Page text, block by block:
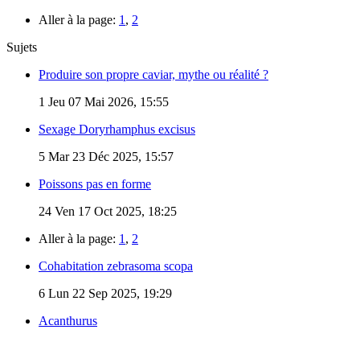
Aller à la page: 1 , 2
Sujets
Produire son propre caviar, mythe ou réalité ?
1 Jeu 07 Mai 2026, 15:55
Sexage Doryrhamphus excisus
5 Mar 23 Déc 2025, 15:57
Poissons pas en forme
24 Ven 17 Oct 2025, 18:25
Aller à la page: 1 , 2
Cohabitation zebrasoma scopa
6 Lun 22 Sep 2025, 19:29
Acanthurus